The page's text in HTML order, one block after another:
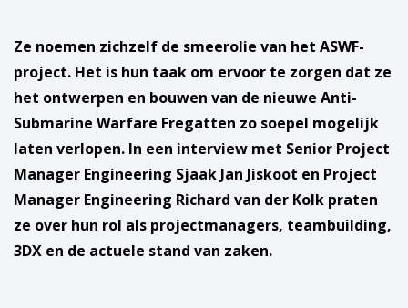
Ze noemen zichzelf de smeerolie van het ASWF-
project. Het is hun taak om ervoor te zorgen dat ze
het ontwerpen en bouwen van de nieuwe Anti-
Submarine Warfare Fregatten zo soepel mogelijk
laten verlopen. In een interview met Senior Project
Manager Engineering Sjaak Jan Jiskoot en Project
Manager Engineering Richard van der Kolk praten
ze over hun rol als projectmanagers, teambuilding,
3DX en de actuele stand van zaken.